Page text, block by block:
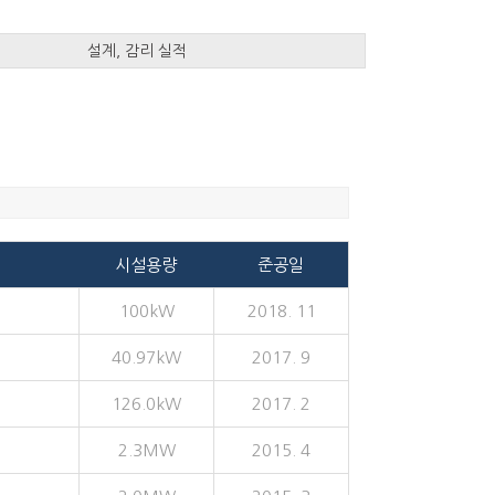
설계, 감리 실적
시설용량 준공일
100kW 2018. 11
40.97kW 2017. 9
126.0kW 2017. 2
2.3MW 2015. 4